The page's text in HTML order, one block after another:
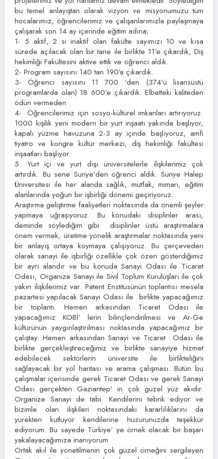
bu temel anlayıştan olarak vizyon ve misyonumuzu tüm
hocalarımız, öğrencilerimiz ve çalışanlarımızla paylaşmaya
çalışarak son 14 ay içerinde eğitim adına;
1- 5 aktif, 2 si inaktif olan fakülte sayımızı 10 ve kısa
sürede açılacak olan bir tane ile birlikte 11’e çıkardık, Diş
hekimliği Fakültesini aktive ettik ve öğrenci aldık.
2- Program sayısını 140 tan 190’a çıkardık.
3- Öğrenci sayısını 11 700 ‘den (374’ü lisansüstü
programlarda olan) 18 600’e çıkardık. Elbetteki kaliteden
ödün vermeden
4- Öğrencilerimiz için sosyo-kültürel imkanları artırıyoruz.
1000 kişilik yeni modern bir yurt inşaatı yakında başlıyor,
kapalı yüzme havuzuna 2-3 ay içinde başlıyoruz, amfi
tiyatro ve kongre kültür merkezi, diş hekimliği fakültesi
inşaatları başlıyor.
5. Yurt içi ve yurt dışı üniversitelerle ilişkilerimiz çok
artırdık. Bu sene Suriye’den öğrenci aldık. Suriye Halep
Üniversitesi ile her alanda sağlık, mutfak, mimari, eğitim
alanlarında yoğun bir işbirliği dönemi geçiriyoruz.
Araştırma geliştirme faaliyetleri noktasında da önemli şeyler
yapmaya uğraşıyoruz. Bu konudaki disiplinler arası,
deminde söylediğim gibi disiplinler üstü araştırmalara
önem vermek, üretime yönelik araştırmalar noktasında yeni
bir anlayış ortaya koymaya çalışıyoruz. Bu çerçeveden
olarak sanayi ile işbirliği özellikle çok özen gösterdiğimiz
bir ayrı alandır ve bu konuda Sanayi Odası ile Ticaret
Odası, Organize Sanayi ile Sivil Toplum Kuruluşları ile çok
yakın ilişkilerimiz var. Patent Enstitüsünün toplantısı mesela
pazartesi yapılacak Sanayi Odası ile birlikte yapacağımız
bir toplantı. Hemen arkasından Ticaret Odası ile
yapacağımız KOBİ’ lerin bilinçlendirilmesi ve Ar-Ge
kültürünün yaygınlaştırılması noktasında yapacağımız bir
çalıştay. Hemen arkasından Sanayi ve Ticaret Odası ile
birlikte gerçekleştireceğimiz ve birlikte sanayiye hizmet
edebilecek sektörlerin üniversite ile birlikteliğini
sağlayacak bir yol haritası ve arama çalışması. Bütün bu
çalışmalar içerisinde gerek Ticaret Odası ve gerek Sanayi
Odası gerçekten Gaziantep’ in çok güzel yüz akıdır.
Organize Sanayi de tabi. Kendilerini tebrik ediyor ve
bizimle olan ilişkileri noktasındaki kararlılıklarını da
yürekten kutluyor kendilerine huzurunuzda teşekkür
ediyorum. Bu sayede Türkiye’ ye örnek olacak bir başarı
yakalayacağımıza inanıyorum.
Ortak akıl ile yönetilmenin çok güzel örneğini sergileyen